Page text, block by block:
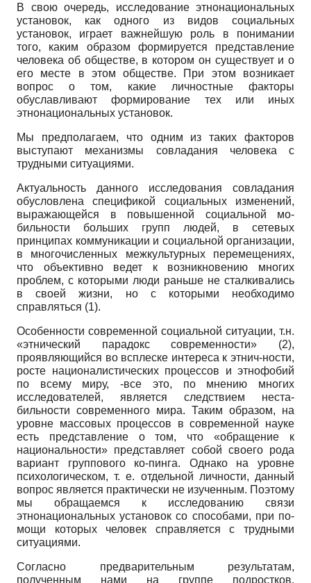
В свою очередь, исследование этнонациональных
установок, как одно­го из видов социальных
установок, играет важнейшую роль в понимании
того, каким образом формируется представление
человека об обществе, в котором он существует и о
его месте в этом обществе. При этом возника­ет
вопрос о том, какие личностные факторы
обуславливают формирование тех или иных
этнонациональных установок.
Мы предполагаем, что одним из таких факторов
выступают механизмы совладания человека с
трудными ситуациями.
Актуальность данного исследования совладания
обусловлена специфи­кой социальных изменений,
выражающейся в повышенной социальной мо­
бильности больших групп людей, в сетевых
принципах коммуникации и социальной организации,
в многочисленных межкультурных перемещени­ях,
что объективно ведет к возникновению многих
проблем, с которыми люди раньше не сталкивались
в своей жизни, но с которыми необходимо
справляться (1).
Особенности современной социальной ситуации, т.н.
«этнический па­радокс современности» (2),
проявляющийся во всплеске интереса к этнич-ности,
росте националистических процессов и этнофобий
по всему миру, -все это, по мнению многих
исследователей, является следствием неста­
бильности современного мира. Таким образом, на
уровне массовых про­цессов в современной науке
есть представление о том, что «обращение к
национальности» представляет собой своего рода
вариант группового ко-пинга. Однако на уровне
психологическом, т. е. отдельной личности, дан­ный
вопрос является практически не изученным. Поэтому
мы обращаемся к исследованию связи
этнонациональных установок со способами, при по­
мощи которых человек справляется с трудными
ситуациями.
Согласно предварительным результатам,
полученным нами на группе подростков,